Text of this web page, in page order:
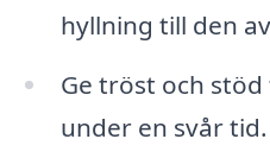
hyllning till den
Ge tröst och
under en svår tid.